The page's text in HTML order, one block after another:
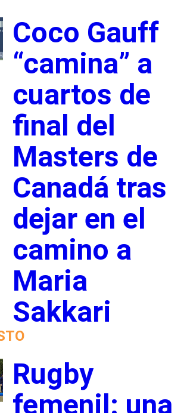
Coco Gauff
“camina” a
cuartos de
final del
Masters de
Canadá tras
dejar en el
camino a
Maria
Sakkari
Rugby
femenil: una